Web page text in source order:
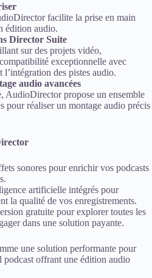
facilite la prise en main
édition audio.
Director Suite
sur des projets vidéo,
exceptionnelle avec
des pistes audio.
audio avancées
AudioDirector propose un ensemble
pour réaliser un montage audio précis
sonores pour enrichir vos podcasts
artificielle intégrés pour
la qualité de vos enregistrements.
gratuite pour explorer toutes les
dans une solution payante.
une solution performante pour
offrant une édition audio